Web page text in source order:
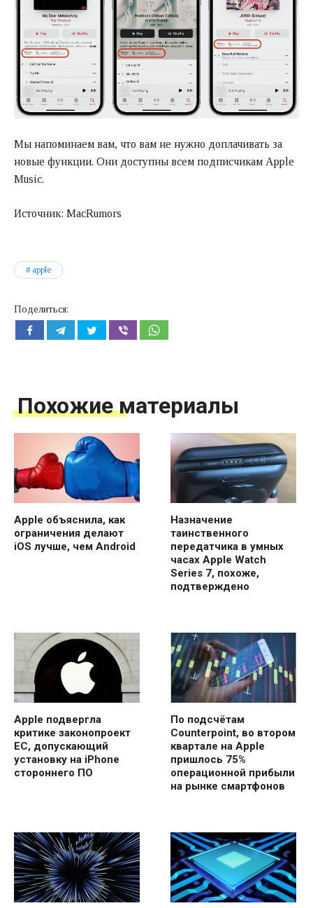
Мы напоминаем вам, что вам не нужно доплачивать за
новые функции. Они доступны всем подписчикам Apple
Music.
Источник: MacRumors
apple
Поделиться:
Похожие материалы
Apple объяснила, как
ограничения делают
iOS лучше, чем Android
Назначение
таинственного
передатчика в умных
часах Apple Watch
Series 7, похоже,
подтверждено
Apple подвергла
критике законопроект
ЕС, допускающий
установку на iPhone
стороннего ПО
По подсчётам
Counterpoint, во втором
квартале на Apple
пришлось 75%
операционной прибыли
на рынке смартфонов